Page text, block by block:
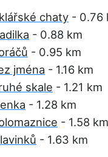
chaty - 0.76
- 0.88 km
- 0.95 km
jména - 1.16 km
skale - 1.21 km
- 1.28 km
- 1.58 km
- 1.63 km